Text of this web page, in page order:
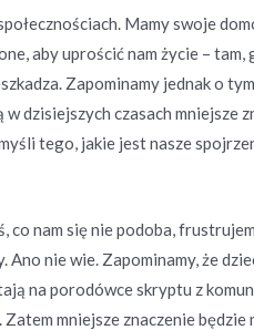
Mamy swoje
aby uprościć nam życie – tam,
Zapominamy jednak o
dzisiejszych czasach mniejsze
tego, jakie jest nasze
nam się nie podoba,
nie wie. Zapominamy, że
na porodówce skryptu z
mniejsze znaczenie będzie